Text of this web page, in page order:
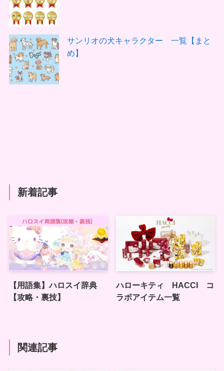
サンリオの犬キャラクター 一覧【まと
め】
新着記事
【用語集】ハロスイ辞典
【攻略・裏技】
ハローキティ HACCI コ
ラボアイテム一覧
関連記事